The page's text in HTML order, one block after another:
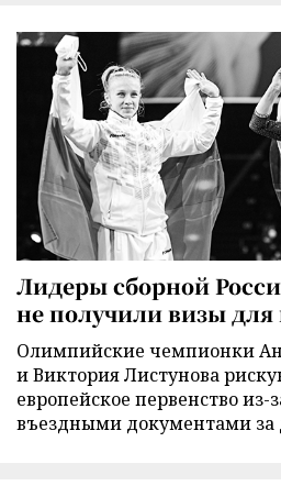
Лидеры сборной
не получили визы для
Олимпийские чемпионки
и Виктория Листунова
европейское первенство из-
въездными документами за